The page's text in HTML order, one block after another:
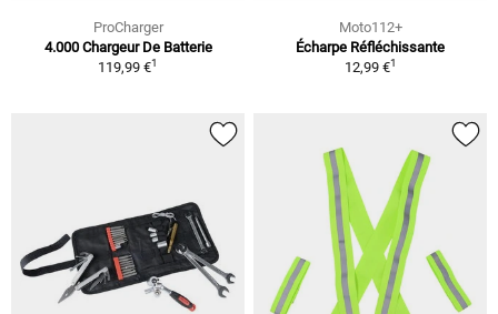
ProCharger
4.000 Chargeur De Batterie
119,99 €1
Moto112+
Écharpe Réfléchissante
12,99 €1